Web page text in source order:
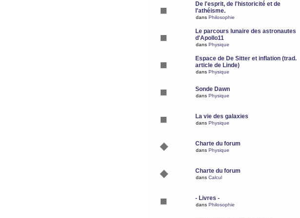
De l'esprit, de l'historicité et de
l'athéisme.
dans Philosophie
Le parcours lunaire des astronautes
d'Apollo11
dans Physique
Espace de De Sitter et inflation (trad.
article de Linde)
dans Physique
Sonde Dawn
dans Physique
La vie des galaxies
dans Physique
Charte du forum
dans Physique
Charte du forum
dans Calcul
- Livres -
dans Philosophie